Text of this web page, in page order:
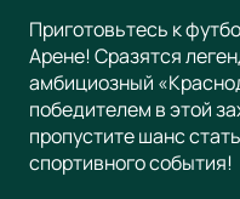
Приготовьтесь к
Арене! Сразятся
амбициозный
победителем в этой
пропустите шанс
спортивного события!